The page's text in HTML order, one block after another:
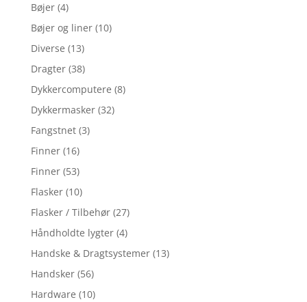
Bøjer (4)
Bøjer og liner (10)
Diverse (13)
Dragter (38)
Dykkercomputere (8)
Dykkermasker (32)
Fangstnet (3)
Finner (16)
Finner (53)
Flasker (10)
Flasker / Tilbehør (27)
Håndholdte lygter (4)
Handske & Dragtsystemer (13)
Handsker (56)
Hardware (10)